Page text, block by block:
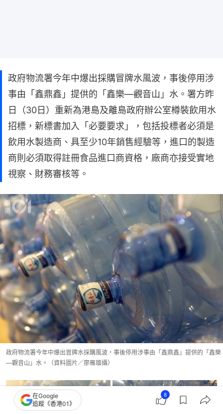
政府物流署今年中爆出採購冒牌水風波，事後停用涉
事由「鑫鼎鑫」提供的「鑫樂—觀音山」水。署方昨
日（30日）重新為港島及離島政府辦公室樽裝飲用水
招標，新標書加入「必要要求」，包括投標者必須是
飲用水製造商、具至少10年銷售經驗等，進口的製造
商則必須取得註冊食品進口商資格，廠商亦接受實地
視察、財務審核等。
政府物流署今年中爆出冒牌水採購風波，事後停用涉事由「鑫鼎鑫」提供的「鑫樂
—觀音山」水。（資料圖片／廖雁雄攝）
在Google
追蹤《香港01》
8